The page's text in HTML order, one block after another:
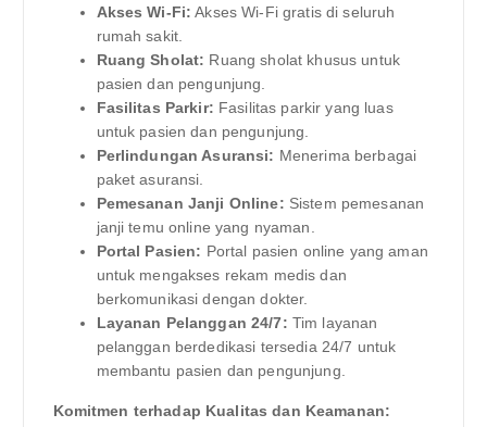
Akses Wi-Fi: Akses Wi-Fi gratis di seluruh
rumah sakit.
Ruang Sholat: Ruang sholat khusus untuk
pasien dan pengunjung.
Fasilitas Parkir: Fasilitas parkir yang luas
untuk pasien dan pengunjung.
Perlindungan Asuransi: Menerima berbagai
paket asuransi.
Pemesanan Janji Online: Sistem pemesanan
janji temu online yang nyaman.
Portal Pasien: Portal pasien online yang aman
untuk mengakses rekam medis dan
berkomunikasi dengan dokter.
Layanan Pelanggan 24/7: Tim layanan
pelanggan berdedikasi tersedia 24/7 untuk
membantu pasien dan pengunjung.
Komitmen terhadap Kualitas dan Keamanan: